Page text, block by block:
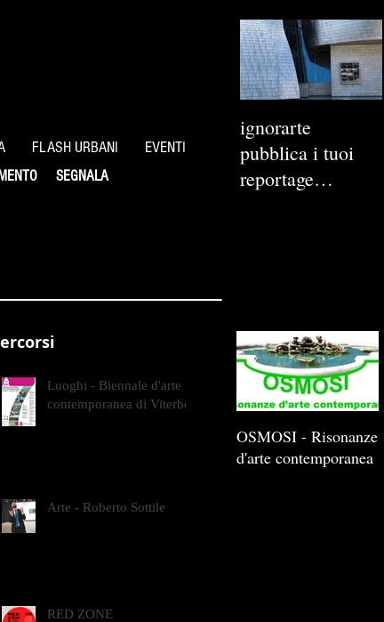
FLASH URBANI EVENTI
SEGNALA
ignorarte
pubblica i tuoi
reportage
Luoghi - Biennale d'arte
contemporanea di Viterbo
Arte - Roberto Sottile
RED ZONE
OSMOSI - Risonanze
d'arte contemporanea